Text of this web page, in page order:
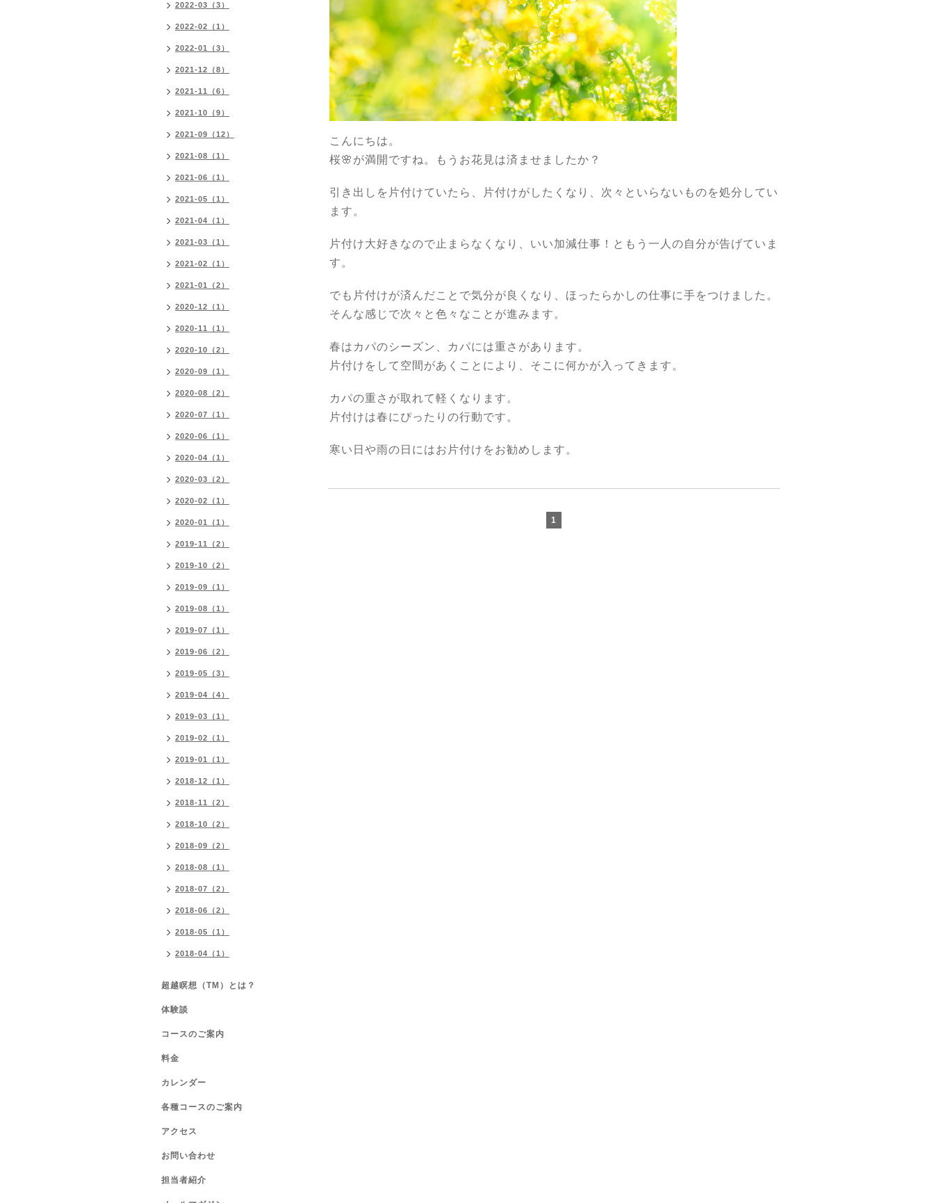
こんにちは。
桜🌸が満開ですね。もうお花見は済ませましたか？
引き出しを片付けていたら、片付けがしたくなり、次々といらないものを処分してい
ます。
片付け大好きなので止まらなくなり、いい加減仕事！ともう一人の自分が告げていま
す。
でも片付けが済んだことで気分が良くなり、ほったらかしの仕事に手をつけました。
そんな感じで次々と色々なことが進みます。
春はカパのシーズン、カパには重さがあります。
片付けをして空間があくことにより、そこに何かが入ってきます。
カパの重さが取れて軽くなります。
片付けは春にぴったりの行動です。
寒い日や雨の日にはお片付けをお勧めします。
1
2022-03（3）
2022-02（1）
2022-01（3）
2021-12（8）
2021-11（6）
2021-10（9）
2021-09（12）
2021-08（1）
2021-06（1）
2021-05（1）
2021-04（1）
2021-03（1）
2021-02（1）
2021-01（2）
2020-12（1）
2020-11（1）
2020-10（2）
2020-09（1）
2020-08（2）
2020-07（1）
2020-06（1）
2020-04（1）
2020-03（2）
2020-02（1）
2020-01（1）
2019-11（2）
2019-10（2）
2019-09（1）
2019-08（1）
2019-07（1）
2019-06（2）
2019-05（3）
2019-04（4）
2019-03（1）
2019-02（1）
2019-01（1）
2018-12（1）
2018-11（2）
2018-10（2）
2018-09（2）
2018-08（1）
2018-07（2）
2018-06（2）
2018-05（1）
2018-04（1）
超越瞑想（TM）とは？
体験談
コースのご案内
料金
カレンダー
各種コースのご案内
アクセス
お問い合わせ
担当者紹介